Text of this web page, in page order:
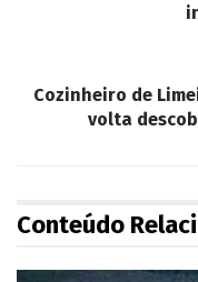
Cozinheiro de
volta
Conteúdo